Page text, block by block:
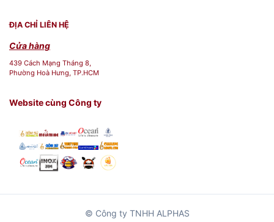
ĐỊA CHỈ LIÊN HỆ
Cửa hàng
439 Cách Mạng Tháng 8,
Phường Hoà Hưng, TP.HCM
Website cùng Công ty
© Công ty TNHH ALPHAS